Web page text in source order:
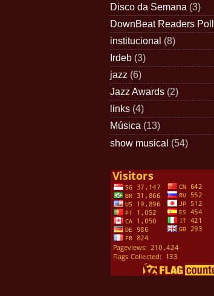
Disco da Semana (3)
DownBeat Readers Poll
institucional (8)
Irdeb (3)
jazz (6)
Jazz Awards (2)
links (4)
Música (13)
show musical (54)